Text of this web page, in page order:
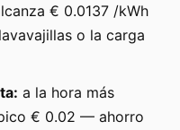
€ 0.0137 /kWh
o la carga
a la hora más
€ 0.02 — ahorro